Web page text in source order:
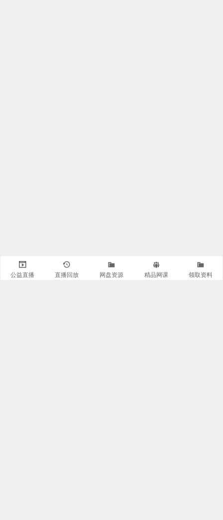
公益直播 直播回放 网盘资源 精品网课 领取资料